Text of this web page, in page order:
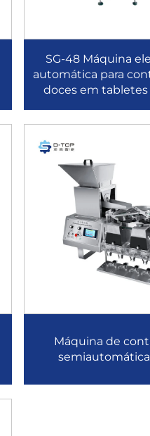
SG-48 Máquina
automática para
doces em
Máquina de
semiautomática